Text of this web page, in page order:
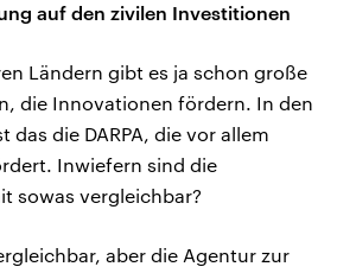
auf den zivilen Investitionen
Ländern gibt es ja schon große
die Innovationen fördern. In den
das die DARPA, die vor allem
Inwiefern sind die
sowas vergleichbar?
aber die Agentur zur